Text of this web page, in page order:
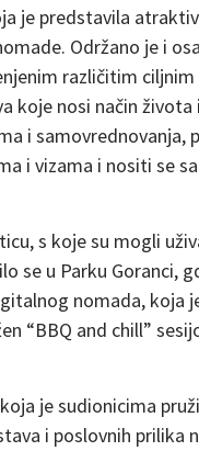
je predstavila
Održano je i
različitim ciljnim
koje nosi način
i samovrednovanja,
i vizama i nositi se
s koje su mogli
se u Parku Goranci,
nomada, koja
“BBQ and chill”
je sudionicima
i poslovnih